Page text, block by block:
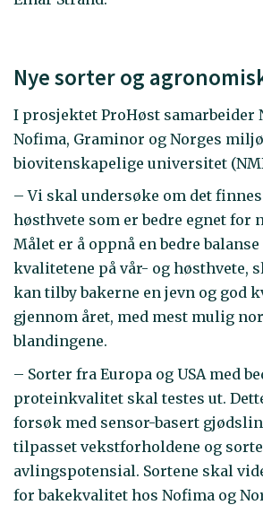
Nye sorter og
I prosjektet ProHøst samarbeider
Nofima, Graminor og Norges
biovitenskapelige universitet
– Vi skal undersøke om det
høsthvete som er bedre egnet for
Målet er å oppnå en bedre
kvalitetene på vår- og høsthvete,
kan tilby bakerne en jevn og god
gjennom året, med mest mulig
blandingene.
– Sorter fra Europa og USA med
proteinkvalitet skal testes ut.
forsøk med sensor-basert
tilpasset vekstforholdene og
avlingspotensial. Sortene skal
for bakekvalitet hos Nofima og